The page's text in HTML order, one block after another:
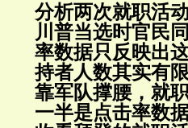
分析两次就职活
川普当选时官民
率数据只反映出
持者人数其实有
靠军队撑腰，就
一半是点击率数